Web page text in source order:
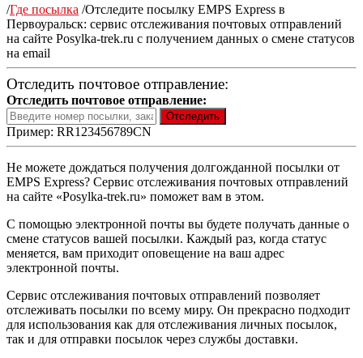
/Где посылка /Отследите посылку EMPS Express в
Первоуральск: сервис отслеживания почтовых отправлений
на сайте Posylka-trek.ru с получением данных о смене статусов
на email
Отследить почтовое отправление:
Отследить почтовое отправление:
Пример: RR123456789CN
Не можете дождаться получения долгожданной посылки от
EMPS Express? Сервис отслеживания почтовых отправлений
на сайте «Posylka-trek.ru» поможет вам в этом.
С помощью электронной почты вы будете получать данные о
смене статусов вашей посылки. Каждый раз, когда статус
меняется, вам приходит оповещение на ваш адрес
электронной почты.
Сервис отслеживания почтовых отправлений позволяет
отслеживать посылки по всему миру. Он прекрасно подходит
для использования как для отслеживания личных посылок,
так и для отправки посылок через службы доставки.